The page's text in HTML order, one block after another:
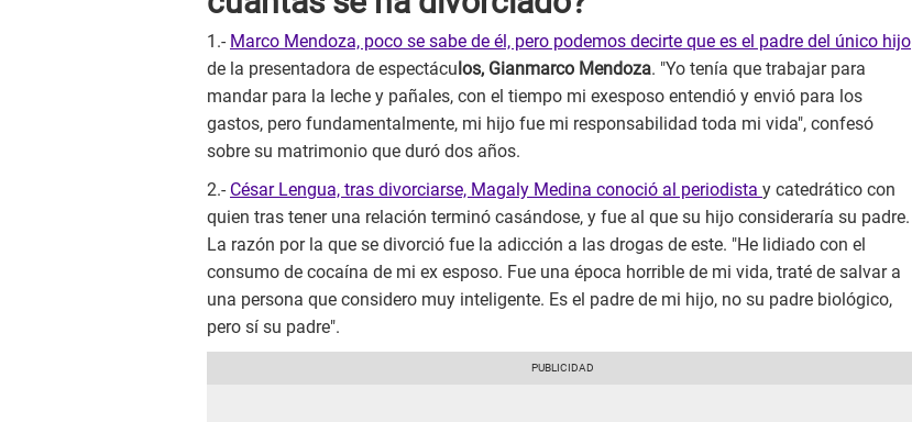
1.- Marco Mendoza, poco se sabe de él, pero podemos decirte que es el padre del único hijo
de la presentadora de espectácu los, Gianmarco Mendoza. "Yo tenía que trabajar para
mandar para la leche y pañales, con el tiempo mi exesposo entendió y envió para los
gastos, pero fundamentalmente, mi hijo fue mi responsabilidad toda mi vida", confesó
sobre su matrimonio que duró dos años.
2.- César Lengua, tras divorciarse, Magaly Medina conoció al periodista y catedrático con
quien tras tener una relación terminó casándose, y fue al que su hijo consideraría su padre.
La razón por la que se divorció fue la adicción a las drogas de este. "He lidiado con el
consumo de cocaína de mi ex esposo. Fue una época horrible de mi vida, traté de salvar a
una persona que considero muy inteligente. Es el padre de mi hijo, no su padre biológico,
pero sí su padre".